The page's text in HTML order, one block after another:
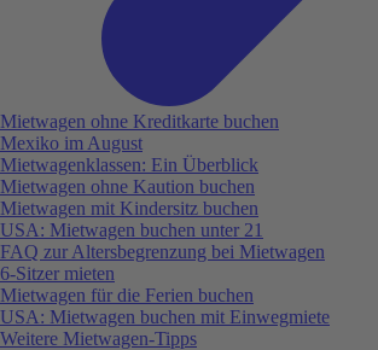
Mietwagen ohne Kreditkarte buchen
Mexiko im August
Mietwagenklassen: Ein Überblick
Mietwagen ohne Kaution buchen
Mietwagen mit Kindersitz buchen
USA: Mietwagen buchen unter 21
FAQ zur Altersbegrenzung bei Mietwagen
6-Sitzer mieten
Mietwagen für die Ferien buchen
USA: Mietwagen buchen mit Einwegmiete
Weitere Mietwagen-Tipps